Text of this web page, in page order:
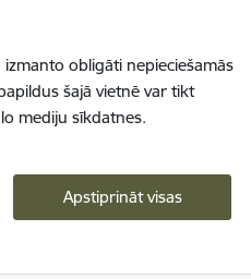
obligāti nepieciešamās
šajā vietnē var tikt
mediju sīkdatnes.
Apstiprināt visas